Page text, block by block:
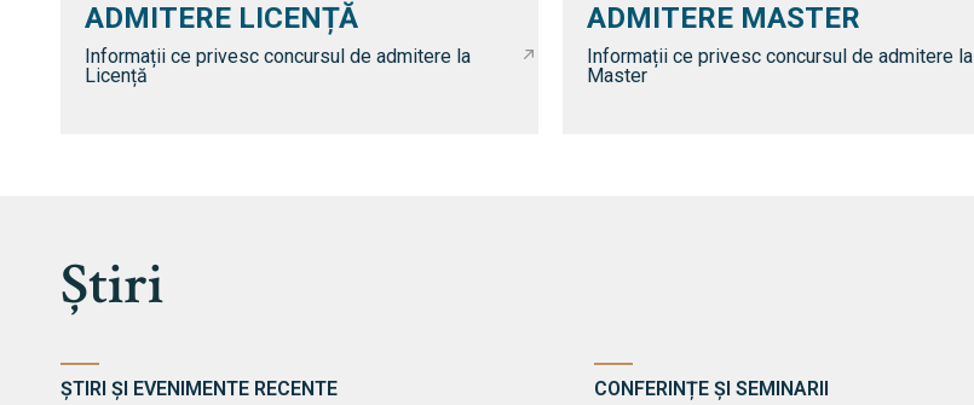
ADMITERE LICENȚĂ
Informații ce privesc concursul de admitere la
Licență
ADMITERE MASTER
Informații ce privesc concursul de admitere la
Master
Știri
ȘTIRI ȘI EVENIMENTE RECENTE CONFERINȚE ȘI SEMINARII